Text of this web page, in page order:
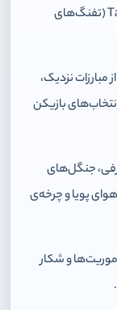
بزرگ)، Kusarigama (زنجیر و داس)، Tanegashima (تفنگ‌های
مبارزات نزدیک،
بازیکن
جنگل‌های
پویا و چرخه‌ی
و شکار